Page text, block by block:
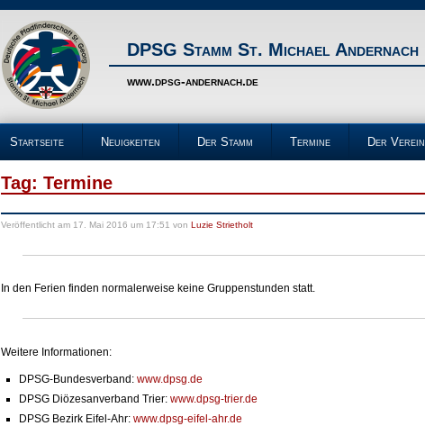
DPSG Stamm St. Michael Andernach
www.dpsg-andernach.de
Startseite Neuigkeiten Der Stamm Termine Der Verein
Tag: Termine
Veröffentlicht am 17. Mai 2016 um 17:51 von Luzie Strietholt
In den Ferien finden normalerweise keine Gruppenstunden statt.
Weitere Informationen:
DPSG-Bundesverband: www.dpsg.de
DPSG Diözesanverband Trier: www.dpsg-trier.de
DPSG Bezirk Eifel-Ahr: www.dpsg-eifel-ahr.de